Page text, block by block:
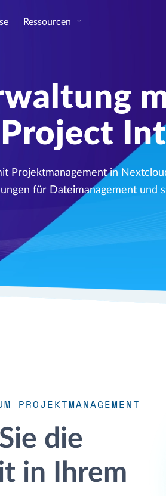
Ressourcen
Projektmanagement in
für Dateimanagement und
die
in Ihrem